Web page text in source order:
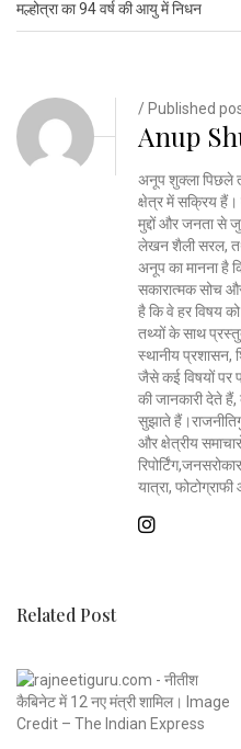
मल्होत्रा का 94 वर्ष की आयु में निधन
/ Published
Anup
अनूप शुक्ला पिछले
क्षेत्र में सक्रिय
मुद्दों और जनता से
लेखन शैली सरल,
अनूप का मानना है
सकारात्मक सोच
है कि वे हर विषय
तथ्यों के साथ
स्थानीय प्रशासन,
जैसे कई विषयों पर
की जानकारी देते हैं,
सुझाते
और क्षेत्रीय
यात्रा, फोटोग्राफी
Related Post